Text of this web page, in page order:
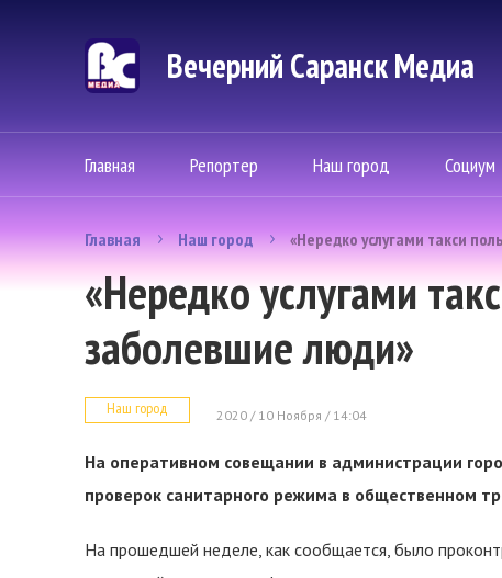
Вечерний Саранск Mедиа
Главная Репортер Наш город Социум
Главная Наш город «Нередко услугами такси
«Нередко услугами
заболевшие люди»
Наш город 2020 / 10 Ноября / 14:04
На оперативном совещании в администрации
проверок санитарного режима в общественном
На прошедшей неделе, как сообщается, было